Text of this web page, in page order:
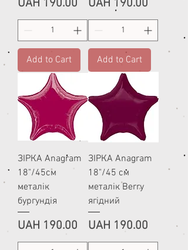
UAH 190.00
Add to Cart
UAH 190.00
Add to Cart
ЗІРКА Anagram
18"/45см
металік
бургундія
Price
UAH 190.00
ЗІРКА Anagram
18"/45 см
металік Berry
ягідний
Price
UAH 190.00